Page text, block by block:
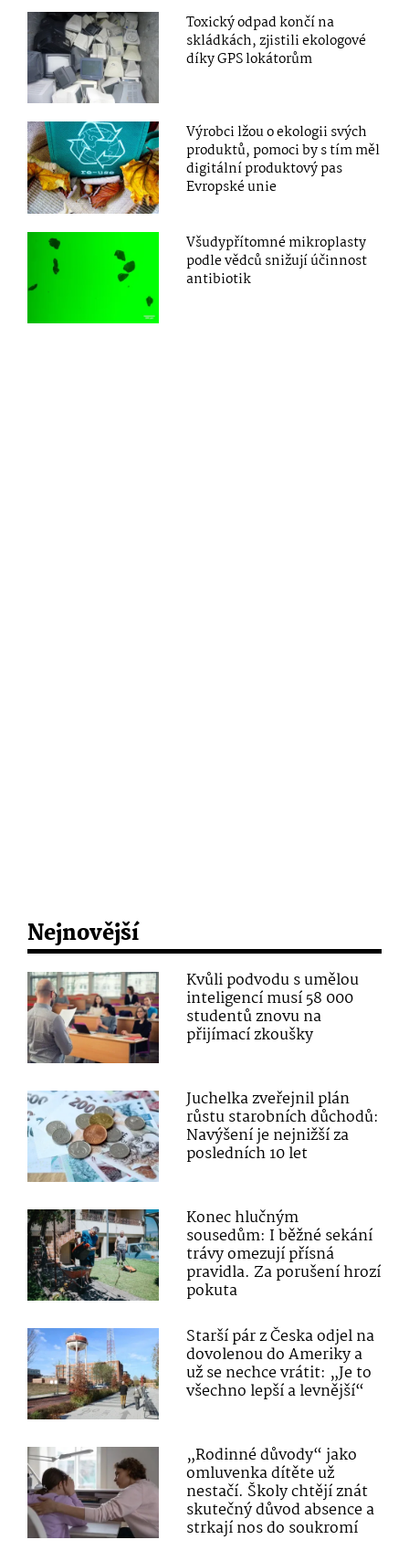
Toxický odpad končí na
skládkách, zjistili ekologové
díky GPS lokátorům
Výrobci lžou o ekologii svých
produktů, pomoci by s tím měl
digitální produktový pas
Evropské unie
Všudypřítomné mikroplasty
podle vědců snižují účinnost
antibiotik
Nejnovější
Kvůli podvodu s umělou
inteligencí musí 58 000
studentů znovu na
přijímací zkoušky
Juchelka zveřejnil plán
růstu starobních důchodů:
Navýšení je nejnižší za
posledních 10 let
Konec hlučným
sousedům: I běžné sekání
trávy omezují přísná
pravidla. Za porušení hrozí
pokuta
Starší pár z Česka odjel na
dovolenou do Ameriky a
už se nechce vrátit: „Je to
všechno lepší a levnější“
„Rodinné důvody“ jako
omluvenka dítěte už
nestačí. Školy chtějí znát
skutečný důvod absence a
strkají nos do soukromí